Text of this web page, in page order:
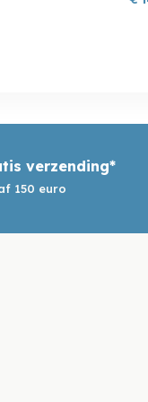
verzending*
150 euro